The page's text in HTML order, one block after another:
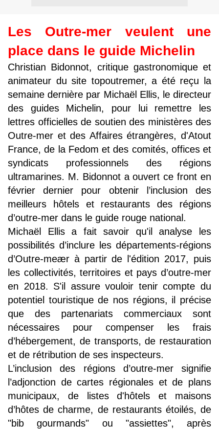
Les Outre-mer veulent une
place dans le guide Michelin
Christian Bidonnot, critique gastronomique et
animateur du site topoutremer, a été reçu la
semaine dernière par Michaël Ellis, le directeur
des guides Michelin, pour lui remettre les
lettres officielles de soutien des ministères des
Outre-mer et des Affaires étrangères, d'Atout
France, de la Fedom et des comités, offices et
syndicats professionnels des régions
ultramarines. M. Bidonnot a ouvert ce front en
février dernier pour obtenir l’inclusion des
meilleurs hôtels et restaurants des régions
d’outre-mer dans le guide rouge national.
Michaël Ellis a fait savoir qu'il analyse les
possibilités d’inclure les départements-régions
d’Outre-meær à partir de l'édition 2017, puis
les collectivités, territoires et pays d’outre-mer
en 2018. S'il assure vouloir tenir compte du
potentiel touristique de nos régions, il précise
que des partenariats commerciaux sont
nécessaires pour compenser les frais
d’hébergement, de transports, de restauration
et de rétribution de ses inspecteurs.
L’inclusion des régions d’outre-mer signifie
l’adjonction de cartes régionales et de plans
municipaux, de listes d'hôtels et maisons
d’hôtes de charme, de restaurants étoilés, de
"bib gourmands" ou "assiettes", après